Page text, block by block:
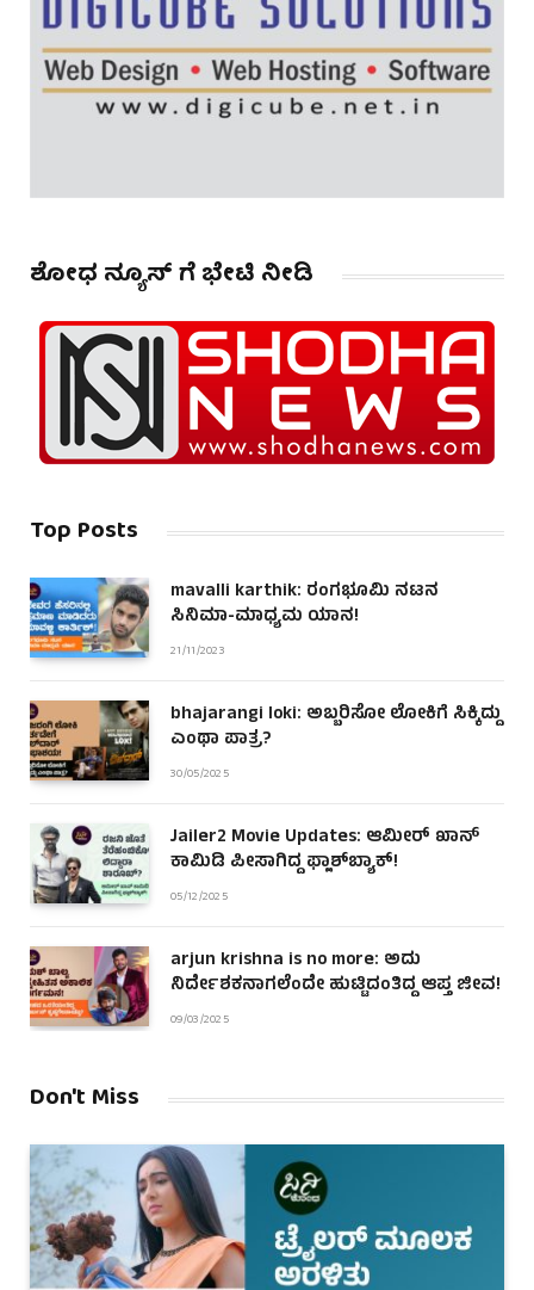
ಶೋಧ ನ್ಯೂಸ್ ಗೆ ಭೇಟಿ ನೀಡಿ
Top Posts
mavalli karthik: ರಂಗಭೂಮಿ ನಟನ
ಸಿನಿಮಾ-ಮಾಧ್ಯಮ ಯಾನ!
21/11/2023
bhajarangi loki: ಅಬ್ಬರಿಸೋ ಲೋಕಿಗೆ ಸಿಕ್ಕಿದ್ದು
ಎಂಥಾ ಪಾತ್ರ?
30/05/2025
Jailer2 Movie Updates: ಆಮೀರ್ ಖಾನ್
ಕಾಮಿಡಿ ಪೀಸಾಗಿದ್ದ ಫ್ಲಾಶ್‌ಬ್ಯಾಕ್!
05/12/2025
arjun krishna is no more: ಅದು
ನಿರ್ದೇಶಕನಾಗಲೆಂದೇ ಹುಟ್ಟಿದಂತಿದ್ದ ಆಪ್ತ ಜೀವ!
09/03/2025
Don't Miss